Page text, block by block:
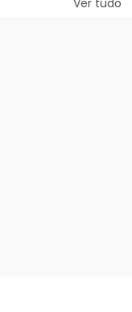
Ver tudo